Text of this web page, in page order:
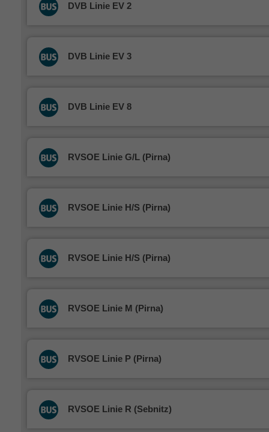
DVB Linie EV 2
DVB Linie EV 3
DVB Linie EV 8
RVSOE Linie G/L (Pirna)
RVSOE Linie H/S (Pirna)
RVSOE Linie H/S (Pirna)
RVSOE Linie M (Pirna)
RVSOE Linie P (Pirna)
RVSOE Linie R (Sebnitz)